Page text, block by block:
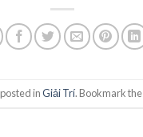
inGiải Trí. Bookmark the